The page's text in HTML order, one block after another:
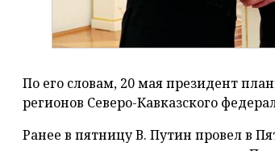
По его словам, 20 мая президент
регионов Северо-Кавказского
Ранее в пятницу В. Путин провел в